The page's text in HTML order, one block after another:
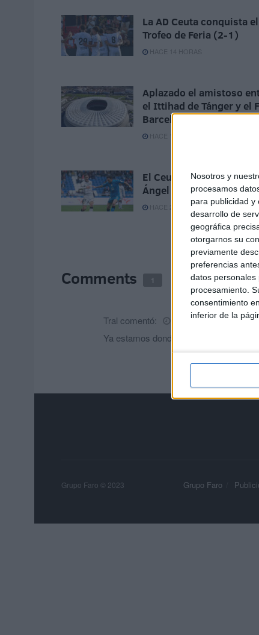
Nosotros y
procesamos
para publicidad y
desarrollo de
geográfica
otorgarnos su
previamente
preferencias
datos
procesamiento.
consentimiento
inferior de la
La AD Ceuta conquista
Trofeo de Feria (2-1)
HACE 14 HORAS
Aplazado el amistoso
el Ittihad de Tánger y el
Barcelona
HACE 1 DÍA
El Ceuta, a la espera de
Ángel Jurado del Dépor
HACE 2 DÍAS
Comments 1
Tral comentó: hace 5 meses
Ya estamos donde nos toca con los
Grupo Faro
Grupo Faro © 2023